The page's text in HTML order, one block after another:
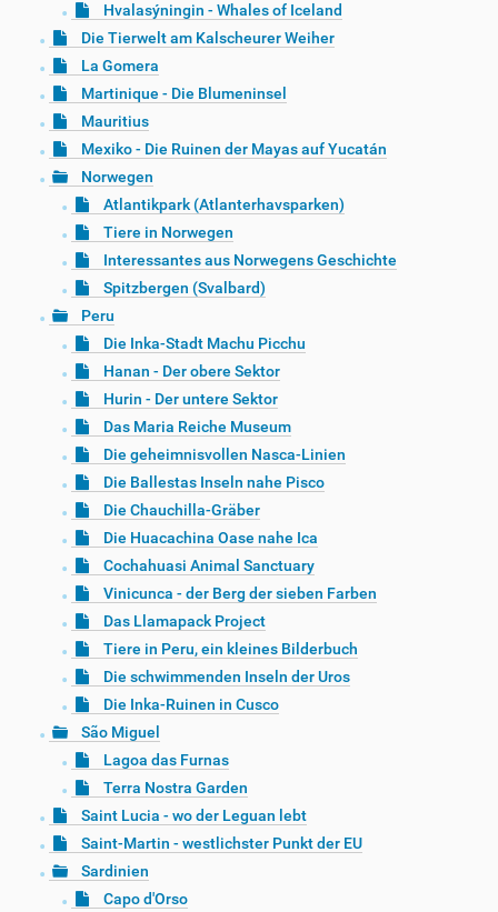
Hvalasýningin - Whales of Iceland
Die Tierwelt am Kalscheurer Weiher
La Gomera
Martinique - Die Blumeninsel
Mauritius
Mexiko - Die Ruinen der Mayas auf Yucatán
Norwegen
Atlantikpark (Atlanterhavsparken)
Tiere in Norwegen
Interessantes aus Norwegens Geschichte
Spitzbergen (Svalbard)
Peru
Die Inka-Stadt Machu Picchu
Hanan - Der obere Sektor
Hurin - Der untere Sektor
Das Maria Reiche Museum
Die geheimnisvollen Nasca-Linien
Die Ballestas Inseln nahe Pisco
Die Chauchilla-Gräber
Die Huacachina Oase nahe Ica
Cochahuasi Animal Sanctuary
Vinicunca - der Berg der sieben Farben
Das Llamapack Project
Tiere in Peru, ein kleines Bilderbuch
Die schwimmenden Inseln der Uros
Die Inka-Ruinen in Cusco
São Miguel
Lagoa das Furnas
Terra Nostra Garden
Saint Lucia - wo der Leguan lebt
Saint-Martin - westlichster Punkt der EU
Sardinien
Capo d'Orso